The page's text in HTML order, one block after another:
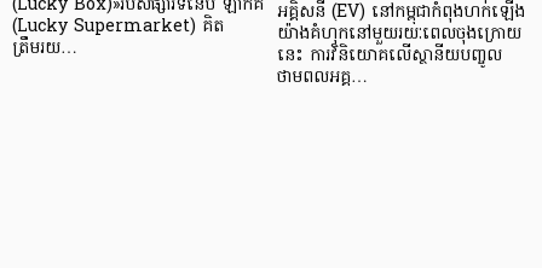
(Lucky Box)»របស់ផ្សារទំនើប ឡាក់គី
(Lucky Supermarket) គិត
ត្រឹមរយ…
អគ្គិសនី (EV) នៅកម្ពុជាកំពុងហក់ឡើង
យ៉ាងគំហុកនៅមួយរយៈពេលចុងក្រោយ
នេះ ការវិនិយោគលើស្ថានីយបញ្ចូល
ថាមពលអគ្គ…